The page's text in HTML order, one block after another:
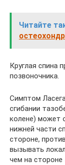
Читайте
Круглая спина
позвоночника.
Симптом
сгибании
колене) может
нижней части
стороне,
вызывать
чем на стороне